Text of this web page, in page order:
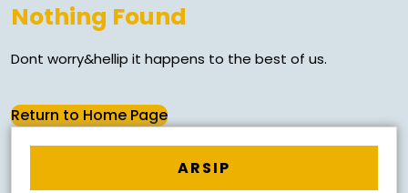
Nothing Found
Dont worry&hellip it happens to the best of us.
Return to Home Page
ARSIP